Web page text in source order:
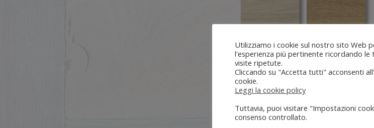
Disponibile in effetto legno, lucido e
Utilizziamo i cookie sul nostro sito Web
l'esperienza più pertinente ricordando le
visite ripetute.
Cliccando su "Accetta tutti" acconsenti
cookie.
Leggi la cookie policy
Tuttavia, puoi visitare "Impostazioni
consenso controllato.